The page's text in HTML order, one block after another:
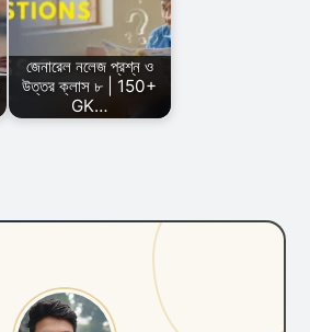
জেনারেল নলেজ প্রশ্ন ও
উত্তর ক্লাস ৮ | 150+
GK…